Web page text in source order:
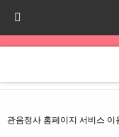
관음정사 홈페이지 서비스 이